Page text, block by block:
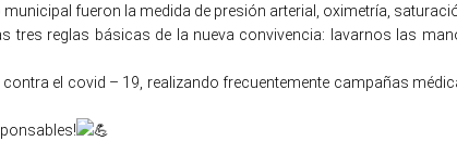
fueron la medida de presión arterial, oximetría,
tres reglas básicas de la nueva convivencia: lavarnos las
el covid – 19, realizando frecuentemente campañas